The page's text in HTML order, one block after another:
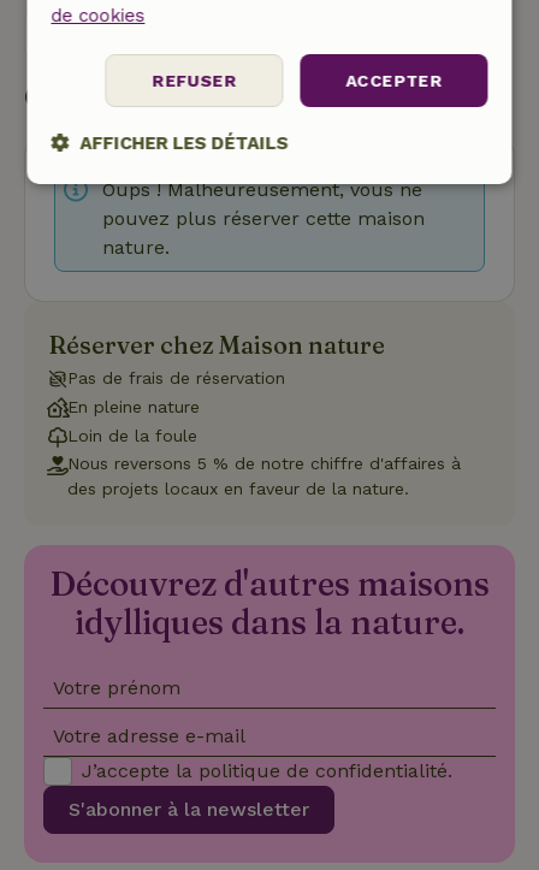
Commencer ma réservation
Oups ! Malheureusement, vous ne
pouvez plus réserver cette maison
nature.
Réserver chez Maison nature
Pas de frais de réservation
En pleine nature
Loin de la foule
Nous reversons 5 % de notre chiffre d'affaires à
des projets locaux en faveur de la nature.
Découvrez d'autres maisons
idylliques dans la nature.
Votre prénom
Votre adresse e-mail
S'abonner à la newsletter
J’accepte la politique de confidentialité.
de cookies
ACCEPTER
REFUSER
AFFICHER LES DÉTAILS
Strictement
nécessaires
Performance Ciblage
fonctionnalités de base du site Web telles que la connexion
des utilisateurs et la gestion des comptes. Le site Web ne
peut pas être utilisé correctement sans les cookies
strictement nécessaires.
.maisonnature.fr
2 jours
service
préférences